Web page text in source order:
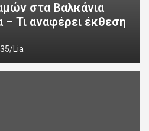
στα Βαλκάνια
– Τι αναφέρει έκθεση
Lia